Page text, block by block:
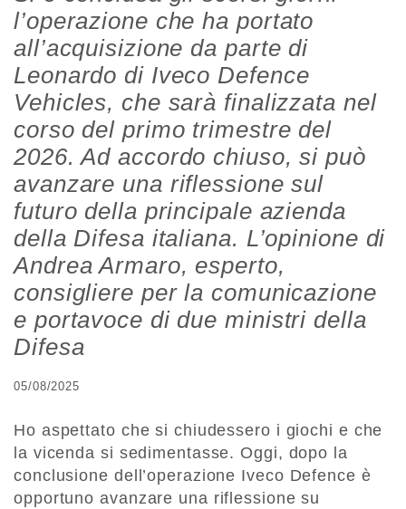
l’operazione che ha portato
all’acquisizione da parte di
Leonardo di Iveco Defence
Vehicles, che sarà finalizzata nel
corso del primo trimestre del
2026. Ad accordo chiuso, si può
avanzare una riflessione sul
futuro della principale azienda
della Difesa italiana. L’opinione di
Andrea Armaro, esperto,
consigliere per la comunicazione
e portavoce di due ministri della
Difesa
05/08/2025
Ho aspettato che si chiudessero i giochi e che
la vicenda si sedimentasse. Oggi, dopo la
conclusione dell’operazione Iveco Defence è
opportuno avanzare una riflessione su